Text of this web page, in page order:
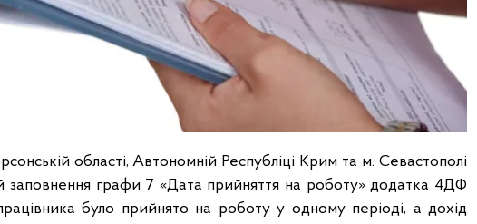
області, Автономній Республіці Крим та м. Севастополі
заповнення графи 7 «Дата прийняття на роботу» додатка 4ДФ
було прийнято на роботу у одному періоді, а дохід